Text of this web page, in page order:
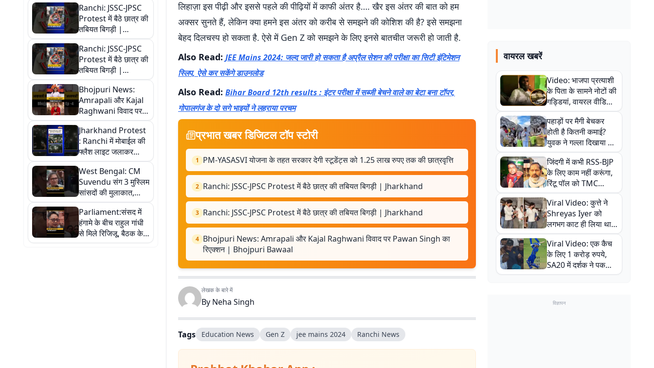
Ranchi: JSSC-JPSC
Protest में बैठे छात्र की
तबियत बिगड़ी |
Jharkhand
Ranchi: JSSC-JPSC
Protest में बैठे छात्र की
तबियत बिगड़ी |
Jharkhand
Bhojpuri News:
Amrapali और Kajal
Raghwani विवाद पर
Pawan Singh का
रिएक्शन | Bhojpuri
Bawaal
Jharkhand Protest
: Ranchi में मोबाईल की
फ्लैश लाइट जलाकर
छात्रों ने निकाला मार्च
West Bengal: CM
Suvendu संग 3 मुस्लिम
सांसदों की मुलाकात,
बंगाल की सियासत में
हलचल...
Parliament:संसद में
हंगामे के बीच राहुल गांधी
से मिले रिजिजू, बैठक के
बाद क्या बोले?
लिहाज़ा इस पीढ़ी और इससे पहले की पीढ़ियों में काफी अंतर है…. खैर इस अंतर की बात को हम
अक्सर सुनते हैं, लेकिन क्या हमने इस अंतर को करीब से समझने की कोशिश की है? इसे समझना
बेहद दिलचस्प हो सकता है. ऐसे में Gen Z को समझने के लिए इनसे बातचीत जरूरी हो जाती है.
Also Read: JEE Mains 2024: जल्द जारी हो सकता है अप्रैल सेशन की परीक्षा का सिटी इंटिमेशन
स्लिप, ऐसे कर सकेंगे डाउनलोड
Also Read: Bihar Board 12th results : इंटर परीक्षा में सब्जी बेचने वाले का बेटा बना टॉपर,
गोपालगंज के दो सगे भाइयों ने लहराया परचम
प्रभात खबर डिजिटल टॉप स्टोरी
1 PM-YASASVI योजना के तहत सरकार देगी स्टूडेंट्स को 1.25 लाख रुपए तक की छात्रवृत्ति
2 Ranchi: JSSC-JPSC Protest में बैठे छात्र की तबियत बिगड़ी | Jharkhand
3 Ranchi: JSSC-JPSC Protest में बैठे छात्र की तबियत बिगड़ी | Jharkhand
4 Bhojpuri News: Amrapali और Kajal Raghwani विवाद पर Pawan Singh का
रिएक्शन | Bhojpuri Bawaal
लेखक के बारे में
By Neha Singh
Tags Education News Gen Z jee mains 2024 Ranchi News
वायरल खबरें
Video: भाजपा प्रत्याशी
के पिता के सामने नोटों की
गड्डियां, वायरल वीडियो
से राजनीति में उबाल,
अजित महतो बोले- TMC
की गंदी चाल
पहाड़ों पर मैगी बेचकर
होती है कितनी कमाई?
युवक ने गल्ला दिखाया तो
नौकरी वालों के खड़े हो गए
कान
जिंदगी में कभी RSS-BJP
के लिए काम नहीं करूंगा,
रिंटू पॉल को TMC
ऑफिस में ले जाकर पीटा,
Video वायरल
Viral Video: कुत्ते ने
Shreyas Iyer को
लगभग काट ही लिया था,
न्यूजीलैंड सीरीज से पहले
बाल-बाल बचे
Viral Video: एक कैच
के लिए 1 करोड़ रुपये,
SA20 में दर्शक ने पकड़ा
एक हाथ से गजब का कैच
विज्ञापन